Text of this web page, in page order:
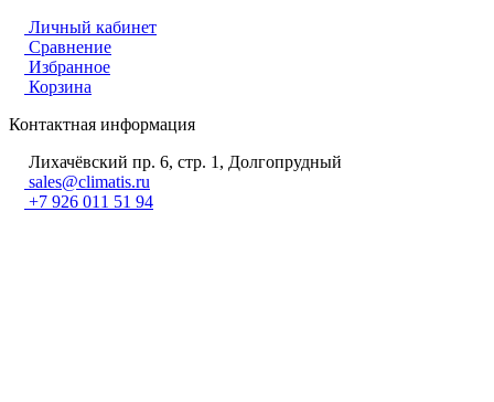
Личный кабинет
Сравнение
Избранное
Корзина
Контактная информация
Лихачёвский пр. 6, стр. 1, Долгопрудный
sales@climatis.ru
+7 926 011 51 94